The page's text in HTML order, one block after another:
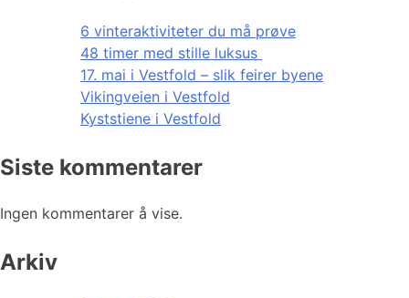
6 vinteraktiviteter du må prøve
48 timer med stille luksus
17. mai i Vestfold – slik feirer byene
Vikingveien i Vestfold
Kyststiene i Vestfold
Siste kommentarer
Ingen kommentarer å vise.
Arkiv